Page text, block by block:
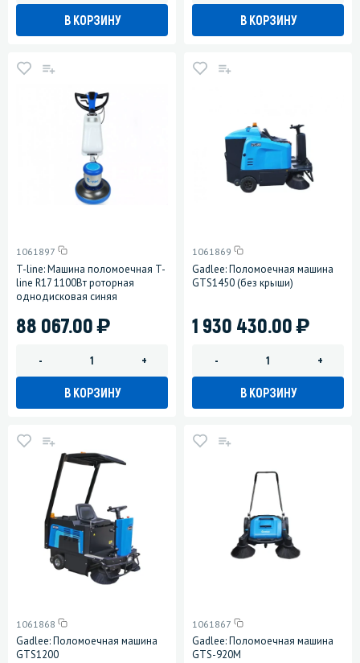
В КОРЗИНУ В КОРЗИНУ
1061897
T-line: Машина поломоечная T-
line R17 1100Вт роторная
однодисковая синяя
88 067.00)
- +
В КОРЗИНУ
1061869
Gadlee: Поломоечная машина
GTS1450 (без крыши)
1 930 430.00)
- +
В КОРЗИНУ
1061868
Gadlee: Поломоечная машина
GTS1200
1061867
Gadlee: Поломоечная машина
GTS-920M